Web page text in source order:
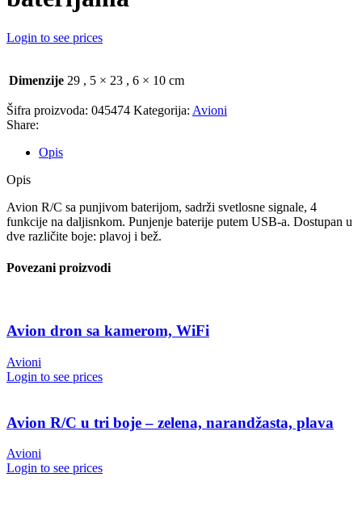
Login to see prices
Dimenzije 29 , 5 × 23 , 6 × 10 cm
Šifra proizvoda: 045474 Kategorija: Avioni
Share:
Opis
Opis
Avion R/C sa punjivom baterijom, sadrži svetlosne signale, 4
funkcije na daljisnkom. Punjenje baterije putem USB-a. Dostupan u
dve različite boje: plavoj i bež.
Povezani proizvodi
Avion dron sa kamerom, WiFi
Avioni
Login to see prices
Avion R/C u tri boje – zelena, narandžasta, plava
Avioni
Login to see prices